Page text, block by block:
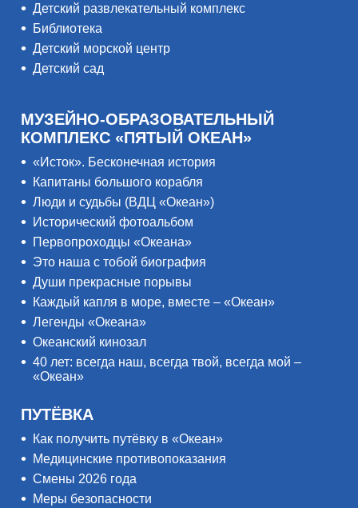
Детский развлекательный комплекс
Библиотека
Детский морской центр
Детский сад
МУЗЕЙНО-ОБРАЗОВАТЕЛЬНЫЙ
КОМПЛЕКС «ПЯТЫЙ ОКЕАН»
«Исток». Бесконечная история
Капитаны большого корабля
Люди и судьбы (ВДЦ «Океан»)
Исторический фотоальбом
Первопроходцы «Океана»
Это наша с тобой биография
Души прекрасные порывы
Каждый капля в море, вместе – «Океан»
Легенды «Океана»
Океанский кинозал
40 лет: всегда наш, всегда твой, всегда мой –
«Океан»
ПУТЁВКА
Как получить путёвку в «Океан»
Медицинские противопоказания
Смены 2026 года
Меры безопасности